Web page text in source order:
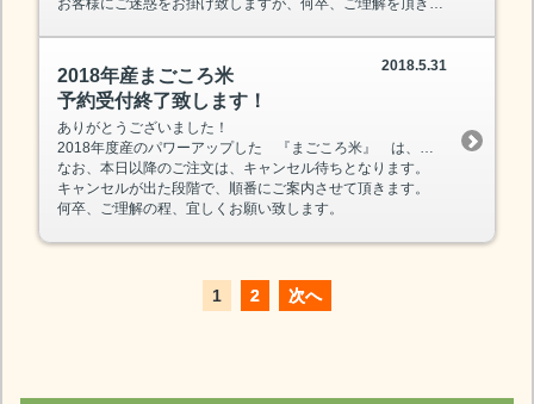
2018.5.31
2018年産まごころ米
予約受付終了致します！
ありがとうございました！
2018年度産のパワーアップした 『まごころ米』 は、本日を持ちまして終了となります。
なお、本日以降のご注文は、キャンセル待ちとなります。
キャンセルが出た段階で、順番にご案内させて頂きます。
何卒、ご理解の程、宜しくお願い致します。
1 2 次へ